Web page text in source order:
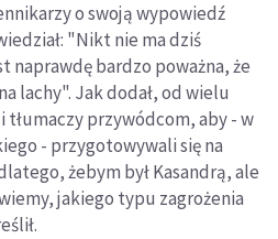
o swoją wypowiedź
"Nikt nie ma dziś
naprawdę bardzo poważna, że
lachy". Jak dodał, od wielu
przywódcom, aby - w
- przygotowywali się na
żebym był Kasandrą, ale
jakiego typu zagrożenia